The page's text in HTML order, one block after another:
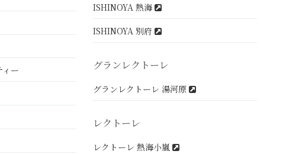
ー
ISHINOYA 熱海
ISHINOYA 別府
グランレクトーレ
グランレクトーレ 湯河原
レクトーレ
レクトーレ 熱海小嵐